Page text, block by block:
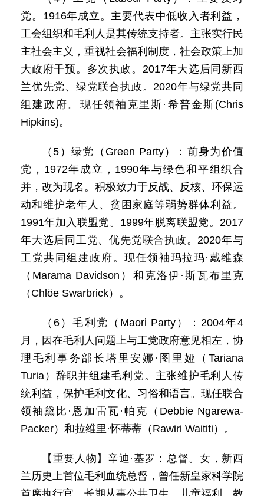
党。1916年成立。主要代表中低收入者利益，
工会组织和毛利人是其传统支持者。主张实行民
主社会主义，重视社会福利制度，社会政策上加
大政府干预。多次执政。2017年大选后同新西
兰优先党、绿党联合执政。2020年与绿党共同
组建政府。现任领袖克里斯·希普金斯(Chris
Hipkins)。
（5）绿党（Green Party）：前身为价值
党，1972年成立，1990年与绿色和平组织合
并，改为现名。积极致力于反战、反核、环保运
动和维护老年人、贫困家庭等弱势群体利益。
1991年加入联盟党。1999年脱离联盟党。2017
年大选后同工党、优先党联合执政。2020年与
工党共同组建政府。现任领袖玛拉玛·戴维森
（Marama Davidson）和克洛伊·斯瓦布里克
（Chlöe Swarbrick）。
（6）毛利党（Maori Party）：2004年4
月，因在毛利人问题上与工党政府意见相左，协
理毛利事务部长塔里安娜·图里娅（Tariana
Turia）辞职并组建毛利党。主张维护毛利人传
统利益，保护毛利文化、习俗和语言。现任联合
领袖黛比·恩加雷瓦·帕克（Debbie Ngarewa-
Packer）和拉维里·怀蒂蒂（Rawiri Waititi）。
【重要人物】辛迪·基罗：总督。女，新西
兰历史上首位毛利血统总督，曾任新皇家科学院
首席执行官。长期从事公共卫生、儿童福利、教